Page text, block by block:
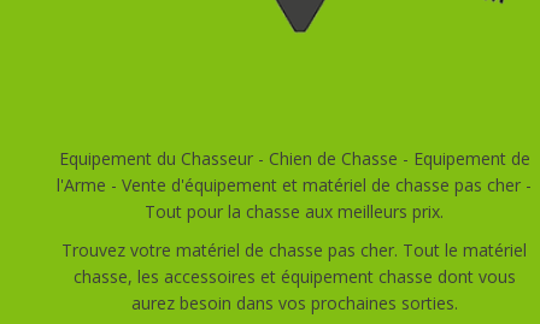
Equipement du Chasseur - Chien de Chasse - Equipement de
l'Arme - Vente d'équipement et matériel de chasse pas cher -
Tout pour la chasse aux meilleurs prix.
Trouvez votre matériel de chasse pas cher. Tout le matériel
chasse, les accessoires et équipement chasse dont vous
aurez besoin dans vos prochaines sorties.